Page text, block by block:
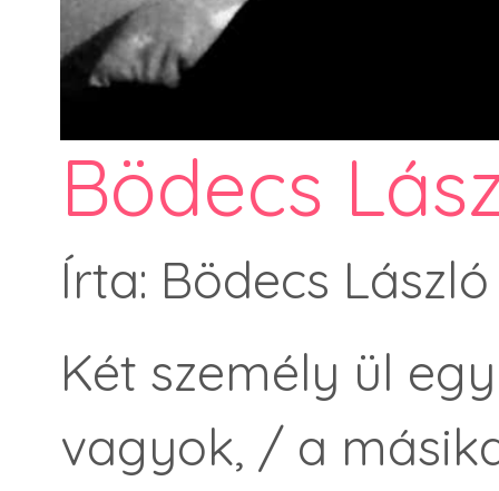
Bödecs
Írta: Bödecs László
Két személy ül
vagyok, / a